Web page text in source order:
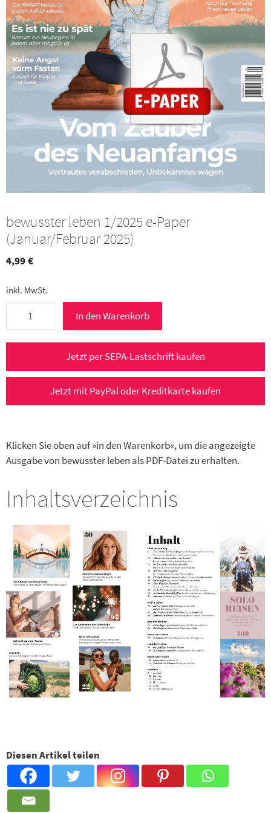
bewusster leben 1/2025 e-Paper
(Januar/Februar 2025)
4,99€
inkl. MwSt.
1/2025
Paper
(Januar/Februar
In den Warenkorb
Jetzt per SEPA-Lastschrift kaufen
Jetzt mit PayPal oder Kreditkarte kaufen
Klicken Sie oben auf »in den Warenkorb«, um die angezeigte
Ausgabe von bewusster leben als PDF-Datei zu erhalten.
Inhaltsverzeichnis
Diesen Artikel teilen